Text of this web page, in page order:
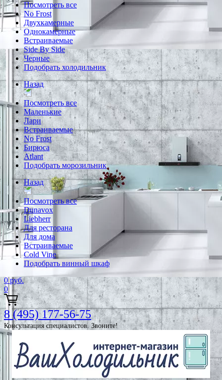
Посмотреть все
No Frost
Двухкамерные
Однокамерные
Встраиваемые
Side By Side
Черные
Подобрать холодильник
Назад
Посмотреть все
Маленькие
Лари
Встраиваемые
No Frost
Бирюса
Atlant
Подобрать морозильник
Назад
Посмотреть все
Dunavox
Liebherr
Для ресторана
Для дома
Встраиваемые
Cold Vine
Подобрать винный шкаф
0 руб.
0
8 (495) 177-56-75
Консультация специалистов. Звоните!